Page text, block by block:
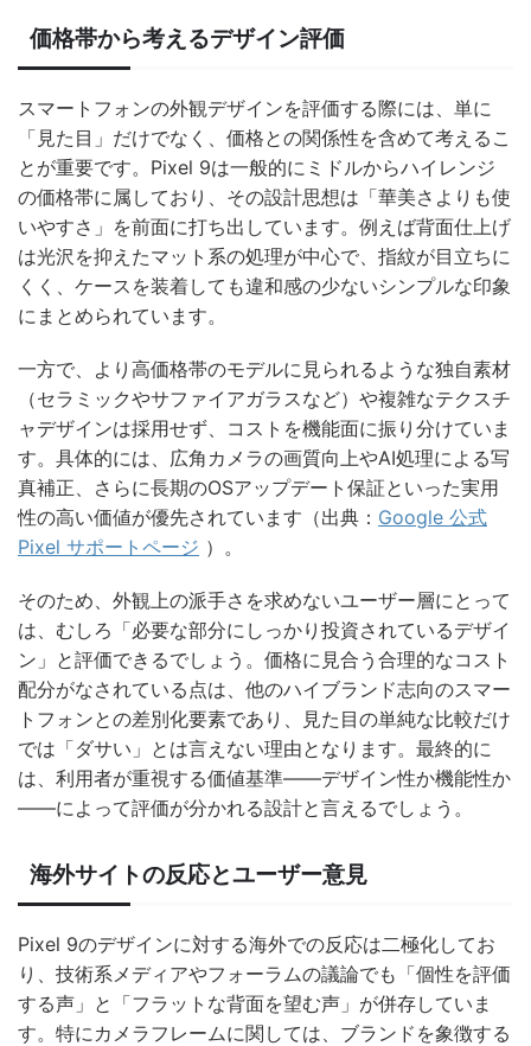
価格帯から考えるデザイン評価
スマートフォンの外観デザインを評価する際には、単に
「見た目」だけでなく、価格との関係性を含めて考えるこ
とが重要です。Pixel 9は一般的にミドルからハイレンジ
の価格帯に属しており、その設計思想は「華美さよりも使
いやすさ」を前面に打ち出しています。例えば背面仕上げ
は光沢を抑えたマット系の処理が中心で、指紋が目立ちに
くく、ケースを装着しても違和感の少ないシンプルな印象
にまとめられています。
一方で、より高価格帯のモデルに見られるような独自素材
（セラミックやサファイアガラスなど）や複雑なテクスチ
ャデザインは採用せず、コストを機能面に振り分けていま
す。具体的には、広角カメラの画質向上やAI処理による写
真補正、さらに長期のOSアップデート保証といった実用
性の高い価値が優先されています（出典： Google 公式
Pixel サポートページ ）。
そのため、外観上の派手さを求めないユーザー層にとって
は、むしろ「必要な部分にしっかり投資されているデザイ
ン」と評価できるでしょう。価格に見合う合理的なコスト
配分がなされている点は、他のハイブランド志向のスマー
トフォンとの差別化要素であり、見た目の単純な比較だけ
では「ダサい」とは言えない理由となります。最終的に
は、利用者が重視する価値基準――デザイン性か機能性か
――によって評価が分かれる設計と言えるでしょう。
海外サイトの反応とユーザー意見
Pixel 9のデザインに対する海外での反応は二極化してお
り、技術系メディアやフォーラムの議論でも「個性を評価
する声」と「フラットな背面を望む声」が併存していま
す。特にカメラフレームに関しては、ブランドを象徴する